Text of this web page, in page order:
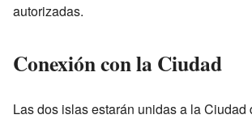
autorizadas.
Conexión con la Ciudad
Las dos islas estarán unidas a la Ciudad